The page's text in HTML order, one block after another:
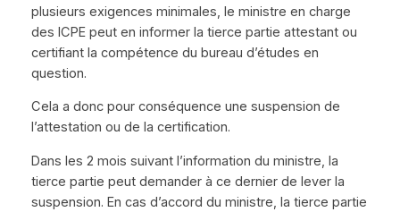
plusieurs exigences minimales, le ministre en charge
des ICPE peut en informer la tierce partie attestant ou
certifiant la compétence du bureau d’études en
question.
Cela a donc pour conséquence une suspension de
l’attestation ou de la certification.
Dans les 2 mois suivant l’information du ministre, la
tierce partie peut demander à ce dernier de lever la
suspension. En cas d’accord du ministre, la tierce partie